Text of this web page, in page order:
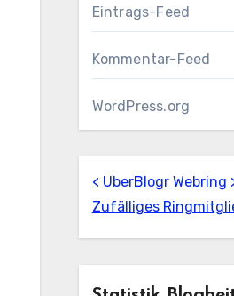
Eintrags-Feed
Kommentar-Feed
WordPress.org
< UberBlogr Webring
Zufälliges